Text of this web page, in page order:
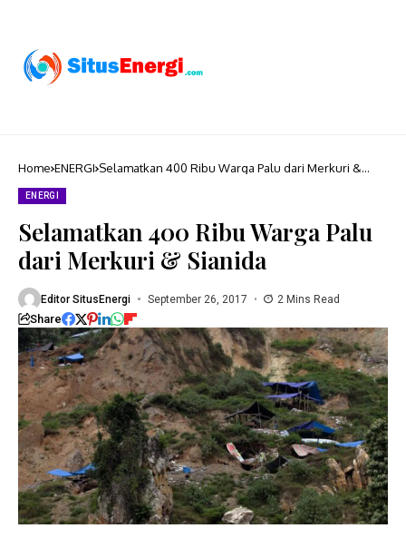
Home ENERGI Selamatkan 400 Ribu Warga Palu dari Merkuri &
ENERGI
Selamatkan 400 Ribu Warga Palu
dari Merkuri & Sianida
Editor SitusEnergi September 26, 2017 2 Mins Read
Share